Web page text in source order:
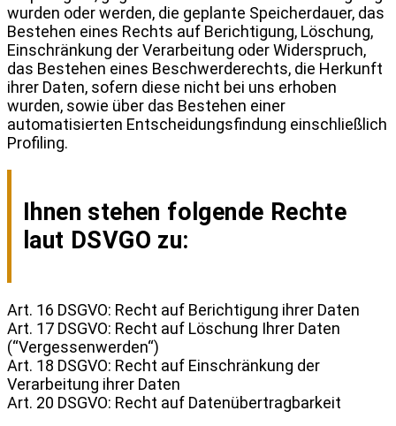
wurden oder werden, die geplante Speicherdauer, das
Bestehen eines Rechts auf Berichtigung, Löschung,
Einschränkung der Verarbeitung oder Widerspruch,
das Bestehen eines Beschwerderechts, die Herkunft
ihrer Daten, sofern diese nicht bei uns erhoben
wurden, sowie über das Bestehen einer
automatisierten Entscheidungsfindung einschließlich
Profiling.
Ihnen stehen folgende Rechte
laut DSVGO zu:
Art. 16 DSGVO: Recht auf Berichtigung ihrer Daten
Art. 17 DSGVO: Recht auf Löschung Ihrer Daten
(“Vergessenwerden“)
Art. 18 DSGVO: Recht auf Einschränkung der
Verarbeitung ihrer Daten
Art. 20 DSGVO: Recht auf Datenübertragbarkeit